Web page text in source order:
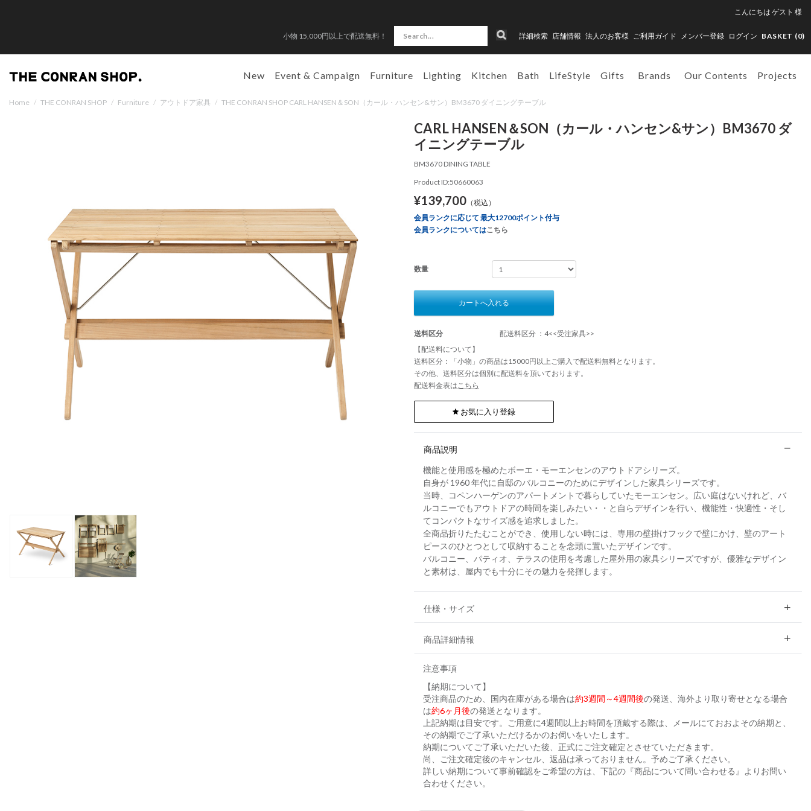
こんにちは ゲスト 様
小物 15,000円以上で配送無料！ 詳細検索 店舗情報 法人のお客様 ご利用ガイド メンバー登録 ログイン BASKET (0)
New Event & Campaign Furniture Lighting Kitchen Bath LifeStyle Gifts Brands Our Contents Projects
Home / THE CONRAN SHOP / Furniture / アウトドア家具 / THE CONRAN SHOP CARL HANSEN＆SON（カール・ハンセン&サン）BM3670 ダイニングテーブル
CARL HANSEN＆SON（カール・ハンセン&サン）BM3670 ダ
イニングテーブル
BM3670 DINING TABLE
Product ID:50660063
¥139,700（税込）
会員ランクに応じて 最大12700ポイント付与
会員ランクについてはこちら
数量
カートへ入れる
送料区分
配送料区分 ：4<<受注家具>>
【配送料について】
送料区分：「小物」の商品は15000円以上ご購入で配送料無料となります。
その他、送料区分は個別に配送料を頂いております。
配送料金表はこちら
お気に入り登録
商品説明
機能と使用感を極めたボーエ・モーエンセンのアウトドアシリーズ。
自身が 1960 年代に自邸のバルコニーのためにデザインした家具シリーズです。
当時、コペンハーゲンのアパートメントで暮らしていたモーエンセン。広い庭はないけれど、バ
ルコニーでもアウトドアの時間を楽しみたい・・と自らデザインを行い、機能性・快適性・そし
てコンパクトなサイズ感を追求しました。
全商品折りたたむことができ、使用しない時には、専用の壁掛けフックで壁にかけ、壁のアート
ピースのひとつとして収納することを念頭に置いたデザインです。
バルコニー、パティオ、テラスの使用を考慮した屋外用の家具シリーズですが、優雅なデザイン
と素材は、屋内でも十分にその魅力を発揮します。
仕様・サイズ
商品詳細情報
注意事項
【納期について】
受注商品のため、国内在庫がある場合は約3週間～4週間後の発送、海外より取り寄せとなる場合
は約6ヶ月後の発送となります。
上記納期は目安です。ご用意に4週間以上お時間を頂戴する際は、メールにておおよその納期と、
その納期でご了承いただけるかのお伺いをいたします。
納期についてご了承いただいた後、正式にご注文確定とさせていただきます。
尚、ご注文確定後のキャンセル、返品は承っておりません。予めご了承ください。
詳しい納期について事前確認をご希望の方は、下記の『商品について問い合わせる』よりお問い
合わせください。